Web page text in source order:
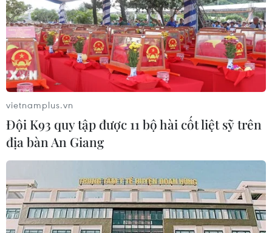
Sở hữu trí tuệ
Quy định sử dụng
RSS
Hỗ trợ
Ngôn ngữ
TTXVN
Dịch vụ tin
Quảng cáo
Liên hệ
Quảng cáo: Phó TBT Nguyễn Thị Tám: 093.5958688, Email:
tamvna@gmail.com
Điện thoại: (024) 39411349 - (024) 39411348, Fax: (024)
vietnamplus.vn
Đội K93 quy tập được 11 bộ hài cốt liệt sỹ trên
địa bàn An Giang